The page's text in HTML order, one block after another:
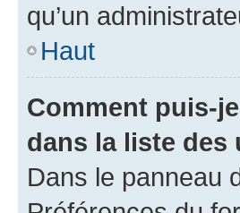
qu’un
Haut
Comment puis-
dans la liste des
Dans le panneau